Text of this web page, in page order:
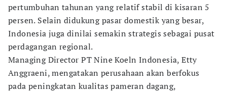
pertumbuhan tahunan yang relatif stabil di kisaran 5
persen. Selain didukung pasar domestik yang besar,
Indonesia juga dinilai semakin strategis sebagai pusat
perdagangan regional.
Managing Director PT Nine Koeln Indonesia, Etty
Anggraeni, mengatakan perusahaan akan berfokus
pada peningkatan kualitas pameran dagang,